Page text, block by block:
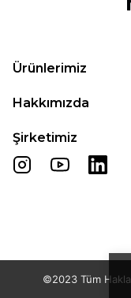
Ürünlerimiz
Hakkımızda
Şirketimiz
©2023 Tüm